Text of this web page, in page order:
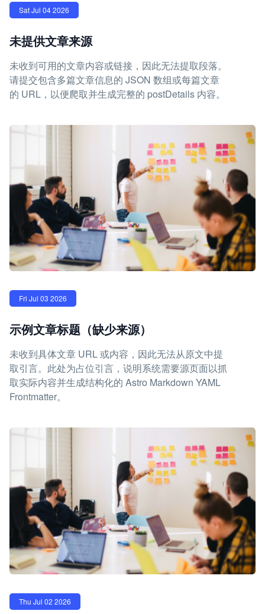
Sat Jul 04 2026
未提供文章来源
未收到可用的文章内容或链接，因此无法提取段落。
请提交包含多篇文章信息的 JSON 数组或每篇文章
的 URL，以便爬取并生成完整的 postDetails 内容。
Fri Jul 03 2026
示例文章标题（缺少来源）
未收到具体文章 URL 或内容，因此无法从原文中提
取引言。此处为占位引言，说明系统需要源页面以抓
取实际内容并生成结构化的 Astro Markdown YAML
Frontmatter。
Thu Jul 02 2026